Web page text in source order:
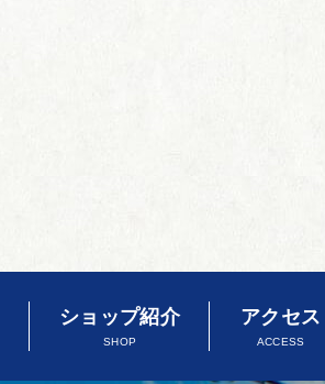
ショップ紹介
SHOP
アクセス
ACCESS